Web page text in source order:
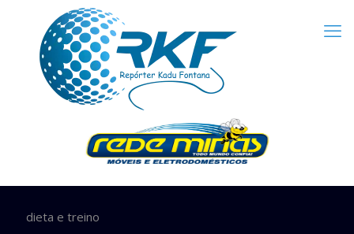
dieta e treino